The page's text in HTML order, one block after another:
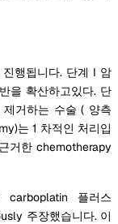
행됩니다. 단계 I 암
을 확산하고있다. 단
거하는 수술 ( 양측
는 1 차적인 처리입
거한 chemotherapy
carboplatin 플러스
주장했습니다. 이